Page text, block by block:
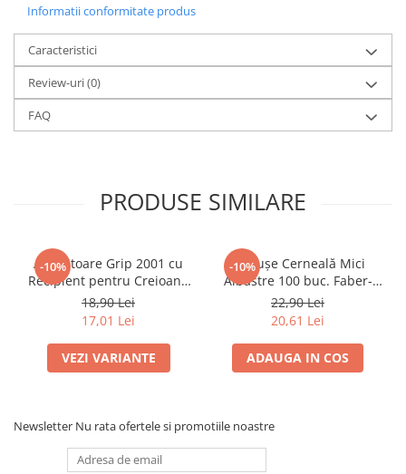
Mape
Penare
Penare cu doua compartimente
Penare cu trei compartimente
Penare cu un compartiment
Penare echipate
Accesorii pentru pictură
Creioane grafit și cărbune
Culori acrilice
Culori în ulei
Plastilină
Tempera și Guașe
Foarfeci
Informatii conformitate produs
Caracteristici
Review-uri(0)
FAQ
PRODUSE SIMILARE
-10%
Ascuțitoare Grip 2001 cu
Recipient pentru Creioane
Standard și Jumbo Faber-
Castell
18,90 Lei
17,01 Lei
VEZI VARIANTE
-10%
Cartușe Cerneală Mici
Albastre 100 buc. Faber-
Castell
22,90 Lei
20,61 Lei
ADAUGA IN COS
Newsletter Nu rata ofertele si promotiile noastre